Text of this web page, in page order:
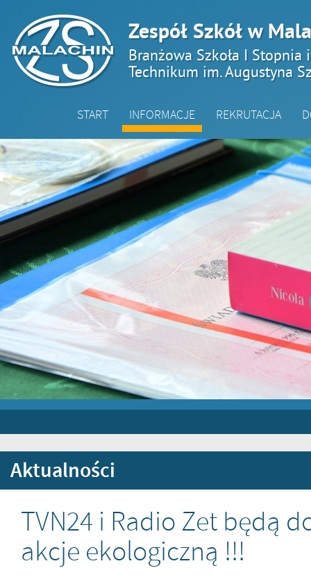
Zespół Szkół w
Branżowa Szkoła I Stopnia
Technikum im. Augustyna
START INFORMACJE REKRUTACJA
Aktualności
TVN24 i Radio Zet będą
akcje ekologiczną !!!